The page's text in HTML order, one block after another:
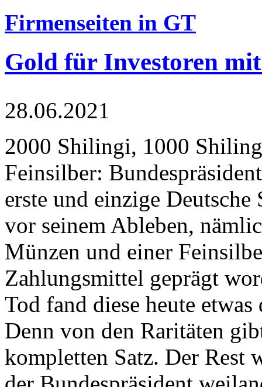
Firmenseiten in GT
Gold für Investoren
28.06.2021
2000 Shilingi, 1000
Feinsilber:
erste und einzige Deutsche
vor seinem Ableben,
Münzen und einer
Zahlungsmittel geprägt
Tod fand diese heute
Denn von den Raritäten
kompletten Satz. Der Rest